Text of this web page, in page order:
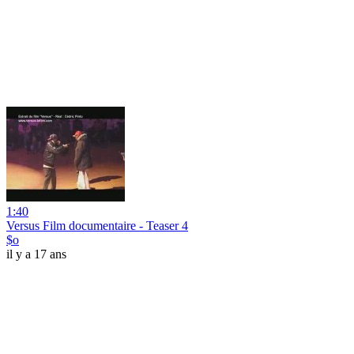
1:40
Versus Film documentaire - Teaser 4
$o
il y a 17 ans